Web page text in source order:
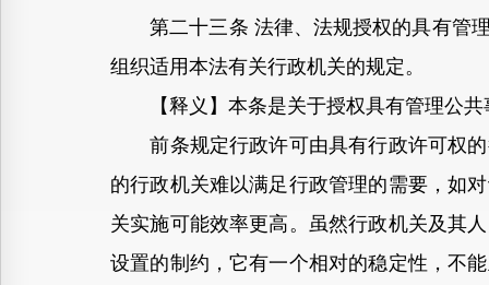
第二十三条 法律、法规授权的具有管理
组织适用本法有关行政机关的规定。
【释义】本条是关于授权具有管理公共
前条规定行政许可由具有行政许可权的
的行政机关难以满足行政管理的需要，如
关实施可能效率更高。虽然行政机关及其
设置的制约，它有一个相对的稳定性，不